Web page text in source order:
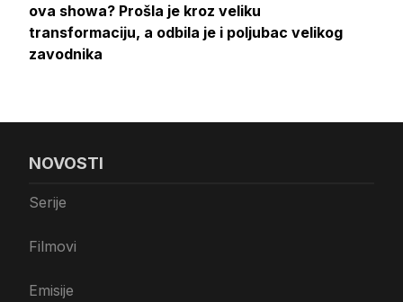
ova showa? Prošla je kroz veliku
transformaciju, a odbila je i poljubac velikog
zavodnika
NOVOSTI
Serije
Filmovi
Emisije